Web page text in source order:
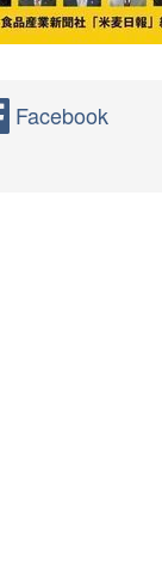
Facebook